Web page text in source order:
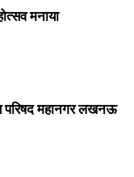
मनाया
परिषद महानगर लखनऊ